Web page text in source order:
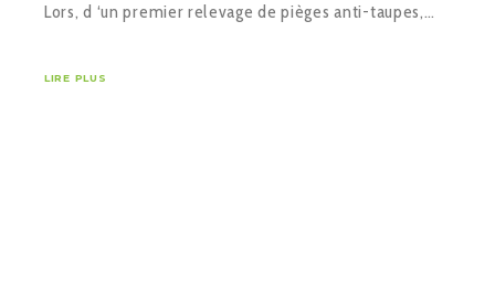
Lors, d ‘un premier relevage de pièges anti-taupes,…
LIRE PLUS